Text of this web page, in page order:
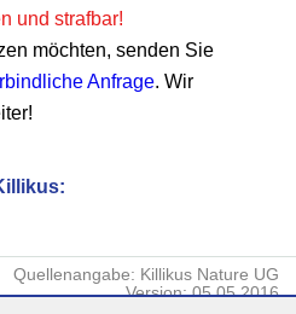
und strafbar!
möchten, senden Sie
Anfrage. Wir
Quellenangabe: Killikus Nature UG
Version: 05.05.2016